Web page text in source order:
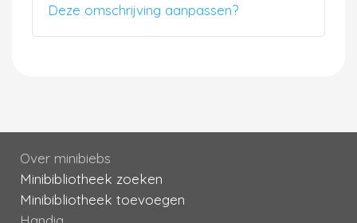
Deze omschrijving aanpassen?
Over minibiebs
Minibibliotheek zoeken
Minibibliotheek toevoegen